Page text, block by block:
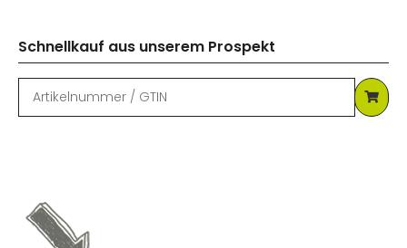
Schnellkauf aus unserem Prospekt